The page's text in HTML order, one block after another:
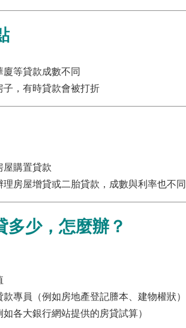
等貸款成數不同
，有時貸款會被打折
購置貸款
房屋增貸或二胎貸款，成數與利率也不同
少，怎麼辦？
專員（例如房地產登記謄本、建物權狀）
各大銀行網站提供的房貸試算）